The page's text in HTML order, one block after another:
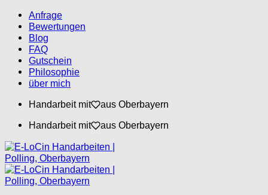
Zum
Inhalt
springen
Anfrage
Bewertungen
Blog
FAQ
Gutschein
Philosophie
über mich
Handarbeit mit
aus Oberbayern
Handarbeit mit
aus Oberbayern